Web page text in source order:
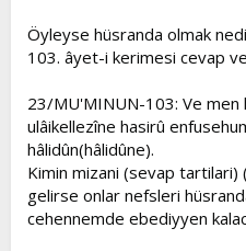
Öyleyse hüsranda olmak
103. âyet-i kerimesi cevap
23/MU'MINUN-103: Ve men
ulâikellezîne hasirû
hâlidûn(hâlidûne).
Kimin mizani (sevap
gelirse onlar nefsleri
cehennemde ebediyyen